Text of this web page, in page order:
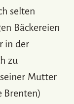
selten
Bäckereien
in der
zu
Mutter
Brenten)